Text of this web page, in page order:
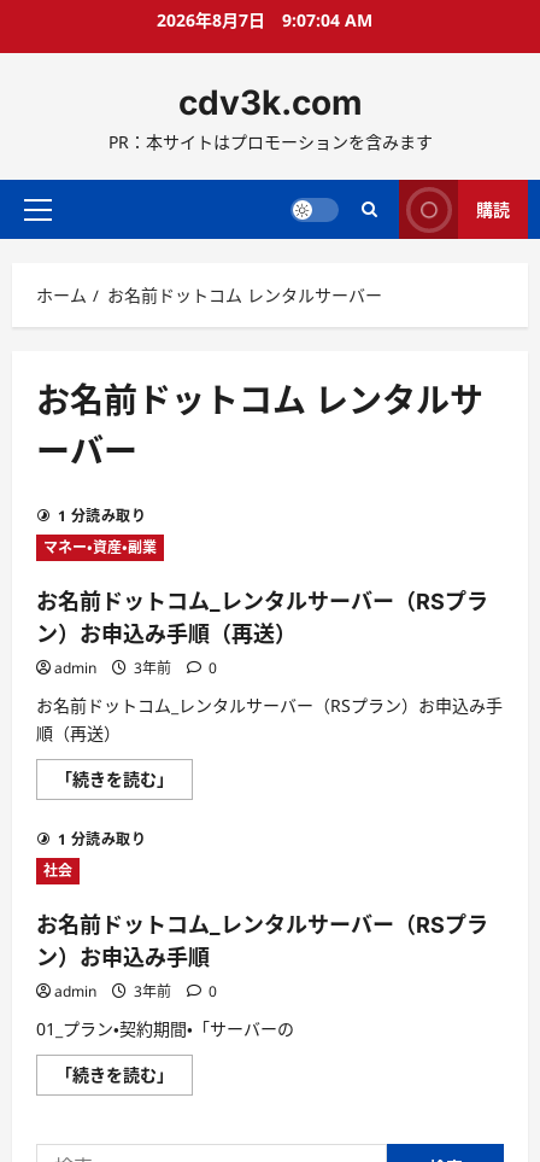
ス
ッ
2026年8月7日 9:07:05 AM
cdv3k.com
PR：本サイトはプロモーションを含みます
メ
メ
ニ
ー
購読
ホーム お名前ドットコム レンタルサーバー
お名前ドットコム レンタルサ
ーバー
1 分読み取り
マネー・資産・副業
お名前ドットコム_レンタルサーバー（RSプラ
ン）お申込み手順（再送）
admin 3年前 0
お名前ドットコム_レンタルサーバー（RSプラン）お申込み手
順（再送）
「続きを読む」
名
_
レ
ン
タ
ル
サ
バ
ラ
申
1 分読み取り
社会
お名前ドットコム_レンタルサーバー（RSプラ
ン）お申込み手順
admin 3年前 0
01_プラン・契約期間・「サーバーの
「続きを読む」
名
ッ